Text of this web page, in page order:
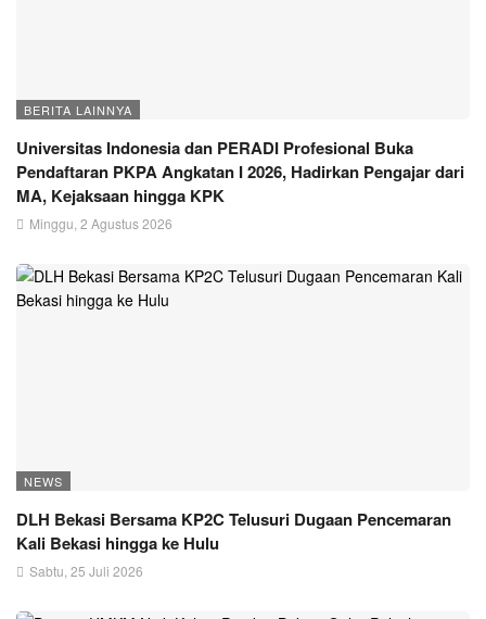
BERITA LAINNYA
Universitas Indonesia dan PERADI Profesional Buka
Pendaftaran PKPA Angkatan I 2026, Hadirkan Pengajar dari
MA, Kejaksaan hingga KPK
Minggu, 2 Agustus 2026
NEWS
DLH Bekasi Bersama KP2C Telusuri Dugaan Pencemaran
Kali Bekasi hingga ke Hulu
Sabtu, 25 Juli 2026